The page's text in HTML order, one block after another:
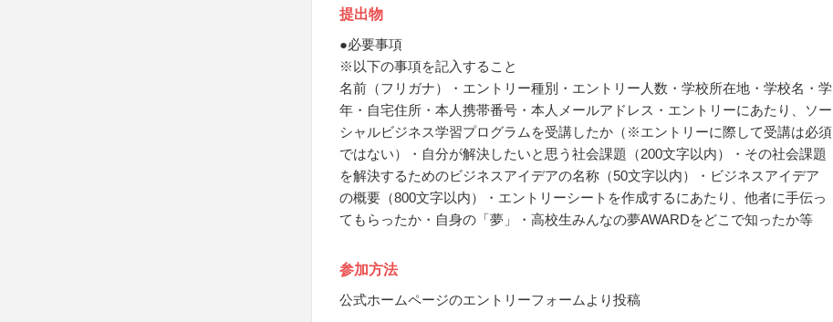
提出物
●必要事項
※以下の事項を記入すること
名前（フリガナ）・エントリー種別・エントリー人数・学校所在地・学校名・学
年・自宅住所・本人携帯番号・本人メールアドレス・エントリーにあたり、ソー
シャルビジネス学習プログラムを受講したか（※エントリーに際して受講は必須
ではない）・自分が解決したいと思う社会課題（200文字以内）・その社会課題
を解決するためのビジネスアイデアの名称（50文字以内）・ビジネスアイデア
の概要（800文字以内）・エントリーシートを作成するにあたり、他者に手伝っ
てもらったか・自身の「夢」・高校生みんなの夢AWARDをどこで知ったか等
参加方法
公式ホームページのエントリーフォームより投稿